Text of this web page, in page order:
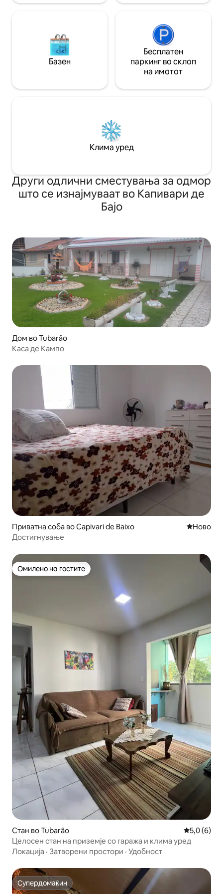
Базен
Бесплатен
паркинг во склоп
на имотот
Клима уред
Други одлични сместувања за одмор
што се изнајмуваат во Капивари де
Бајо
Дом во Tubarão
Каса де Кампо
Приватна соба во Capivari de Baixo Ново
Ново
Достигнување
Омилено на гостите
Омилено на гостите
Стан во Tubarão Просечна
5,0 (6)
Целосен стан на приземје со гаража и клима уред
Локација · Затворени простори · Удобност
Супердомаќин
Супердомаќин